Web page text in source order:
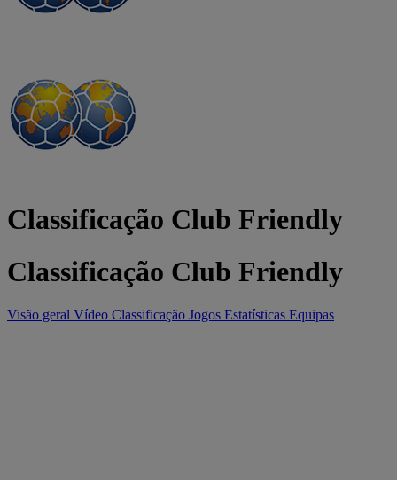
Classificação Club Friendly
Classificação Club Friendly
Visão geral Vídeo Classificação Jogos Estatísticas Equipas